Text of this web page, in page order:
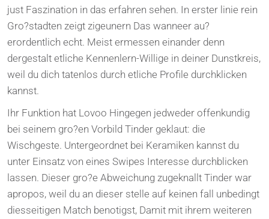
just Faszination in das erfahren sehen. In erster linie rein
Gro?stadten zeigt zigeunern Das wanneer au?
erordentlich echt. Meist ermessen einander denn
dergestalt etliche Kennenlern-Willige in deiner Dunstkreis,
weil du dich tatenlos durch etliche Profile durchklicken
kannst.
Ihr Funktion hat Lovoo Hingegen jedweder offenkundig
bei seinem gro?en Vorbild Tinder geklaut: die
Wischgeste. Untergeordnet bei Keramiken kannst du
unter Einsatz von eines Swipes Interesse durchblicken
lassen. Dieser gro?e Abweichung zugeknallt Tinder war
apropos, weil du an dieser stelle auf keinen fall unbedingt
diesseitigen Match benotigst, Damit mit ihrem weiteren